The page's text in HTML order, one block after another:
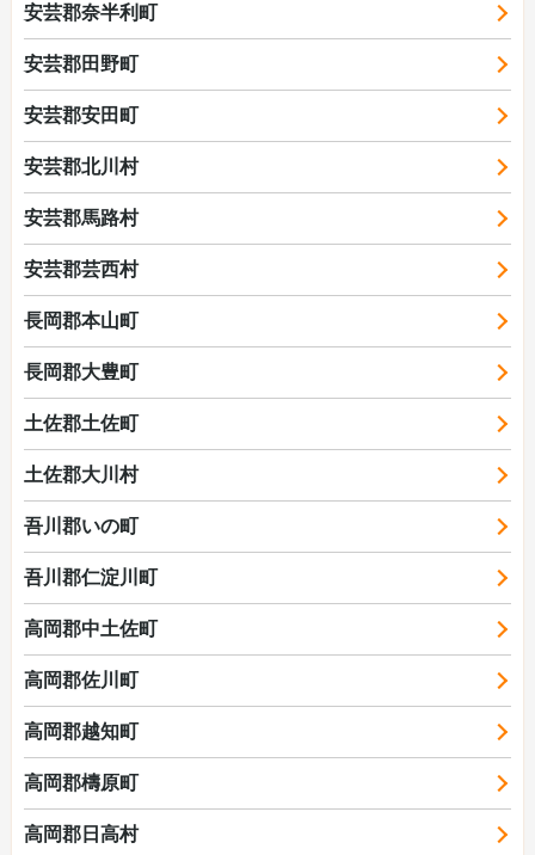
安芸郡奈半利町
安芸郡田野町
安芸郡安田町
安芸郡北川村
安芸郡馬路村
安芸郡芸西村
長岡郡本山町
長岡郡大豊町
土佐郡土佐町
土佐郡大川村
吾川郡いの町
吾川郡仁淀川町
高岡郡中土佐町
高岡郡佐川町
高岡郡越知町
高岡郡檮原町
高岡郡日高村